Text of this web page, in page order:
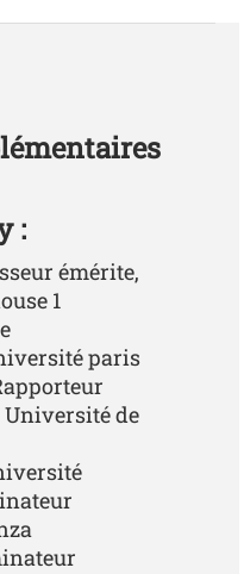
:
émérite,
1
paris
Université de